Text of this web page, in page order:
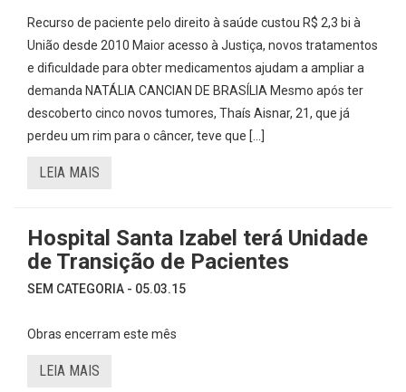
Recurso de paciente pelo direito à saúde custou R$ 2,3 bi à
União desde 2010 Maior acesso à Justiça, novos tratamentos
e dificuldade para obter medicamentos ajudam a ampliar a
demanda NATÁLIA CANCIAN DE BRASÍLIA Mesmo após ter
descoberto cinco novos tumores, Thaís Aisnar, 21, que já
perdeu um rim para o câncer, teve que […]
LEIA MAIS
Hospital Santa Izabel terá Unidade
de Transição de Pacientes
SEM CATEGORIA - 05.03.15
Obras encerram este mês
LEIA MAIS